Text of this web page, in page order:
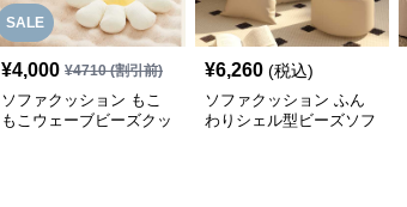
SALE
¥4,000 ¥4710(割引前)
ソファクッション もこ
もこウェーブビーズクッ
¥6,260 (税込)
ソファクッション ふん
わりシェル型ビーズソフ